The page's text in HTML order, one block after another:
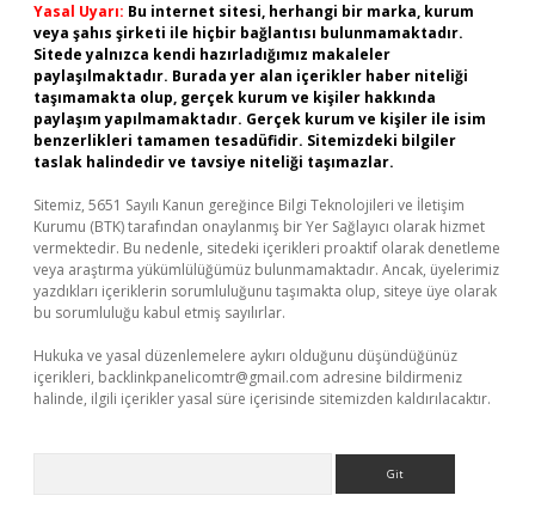
Yasal Uyarı: Bu internet sitesi, herhangi bir marka, kurum
veya şahıs şirketi ile hiçbir bağlantısı bulunmamaktadır.
Sitede yalnızca kendi hazırladığımız makaleler
paylaşılmaktadır. Burada yer alan içerikler haber niteliği
taşımamakta olup, gerçek kurum ve kişiler hakkında
paylaşım yapılmamaktadır. Gerçek kurum ve kişiler ile isim
benzerlikleri tamamen tesadüfidir. Sitemizdeki bilgiler
taslak halindedir ve tavsiye niteliği taşımazlar.
Sitemiz, 5651 Sayılı Kanun gereğince Bilgi Teknolojileri ve İletişim
Kurumu (BTK) tarafından onaylanmış bir Yer Sağlayıcı olarak hizmet
vermektedir. Bu nedenle, sitedeki içerikleri proaktif olarak denetleme
veya araştırma yükümlülüğümüz bulunmamaktadır. Ancak, üyelerimiz
yazdıkları içeriklerin sorumluluğunu taşımakta olup, siteye üye olarak
bu sorumluluğu kabul etmiş sayılırlar.
Hukuka ve yasal düzenlemelere aykırı olduğunu düşündüğünüz
içerikleri, backlinkpanelicomtr@gmail.com adresine bildirmeniz
halinde, ilgili içerikler yasal süre içerisinde sitemizden kaldırılacaktır.